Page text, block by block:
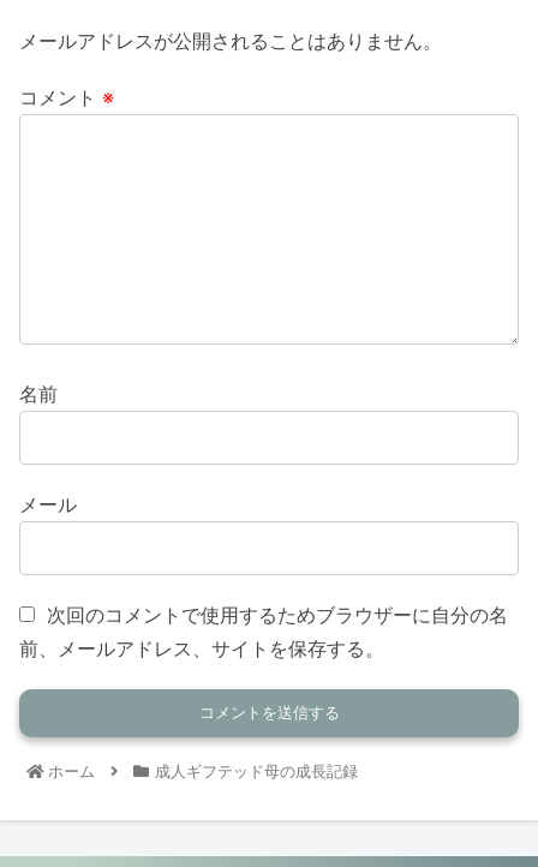
メールアドレスが公開されることはありません。
コメント ※
名前
メール
次回のコメントで使用するためブラウザーに自分の名
前、メールアドレス、サイトを保存する。
ホーム 成人ギフテッド母の成長記録